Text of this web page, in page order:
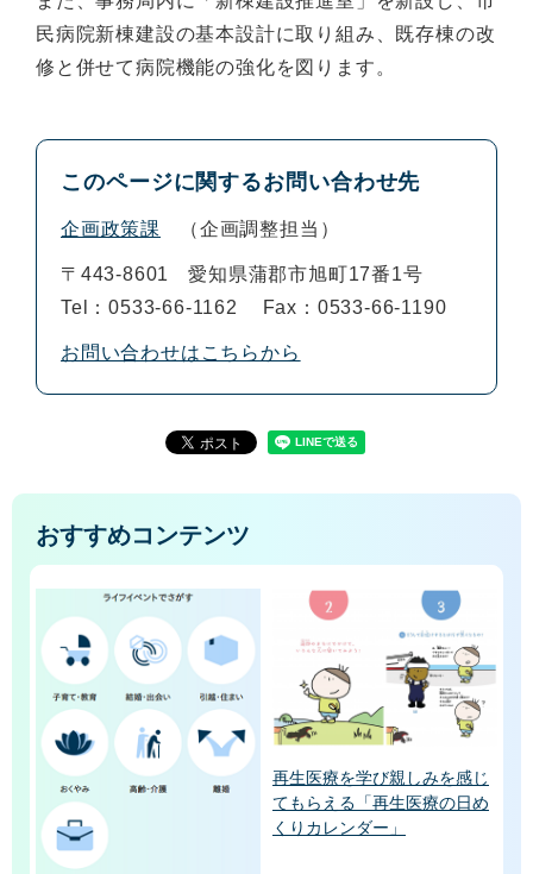
民病院新棟建設の基本設計に取り組み、既存棟の改
修と併せて病院機能の強化を図ります。
このページに関するお問い合わせ先
企画政策課 企画調整担当
〒443-8601
愛知県蒲郡市旭町17番1号
Tel：0533-66-1162
Fax：0533-66-1190
お問い合わせはこちらから
おすすめコンテンツ
再生医療を学び親しみを感じ
てもらえる「再生医療の日め
くりカレンダー」